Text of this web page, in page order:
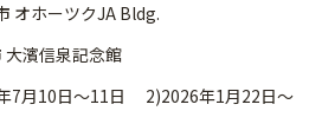
オホーツクJA Bldg.
泉記念館
7月10日～11日 2)2026年1月22日～